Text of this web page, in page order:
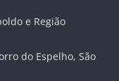
e Região
do Espelho, São